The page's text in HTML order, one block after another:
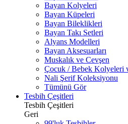
Bayan Kolyeleri
Bayan Küpeleri
Bayan Bileklikleri
Bayan Takı Setleri
Alyans Modelleri
Bayan Aksesuarları
Muskalık ve Cevşen
Çocuk / Bebek Kolyeleri
Nali Şerif Koleksiyonu
Tümünü Gör
Tesbih Çeşitleri
Tesbih Çeşitleri
Geri